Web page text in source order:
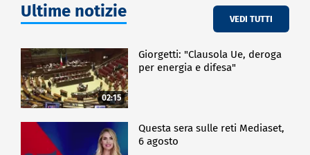
Ultime notizie VEDI TUTTI
02:15
Giorgetti: "Clausola Ue, deroga
per energia e difesa"
Questa sera sulle reti Mediaset,
6 agosto